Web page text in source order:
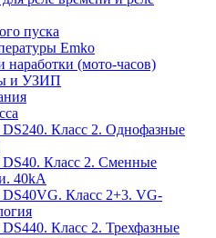
пуска
Emko
наработки (мото-часов)
и УЗИП
Класс 2. Однофазные
Класс 2. Сменные
40kA
Класс 2+3. VG-
Класс 2. Трехфазные